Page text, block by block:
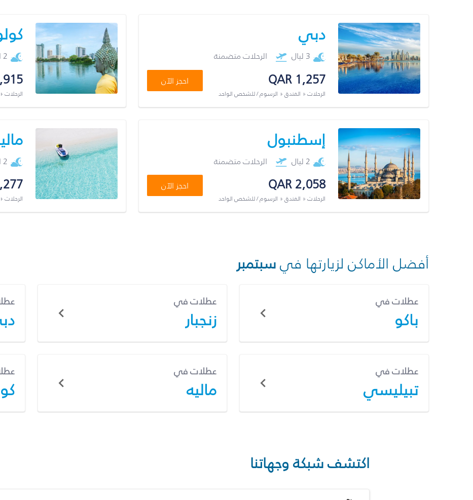
دبي
3 ليال الرحلات متضمنة
QAR 1,257
الرحلات + الفندق + الرسوم / للشخص الواحد
احجز الآن
2 ليال
إسطنبول
2 ليال الرحلات متضمنة
QAR 2,058
الرحلات + الفندق + الرسوم / للشخص الواحد
احجز الآن
2 ليال
أفضل الأماكن لزيارتها فيسبتمبر
عطلات في
باكو
عطلات في
زنجبار
عطلات في
تبيليسي
عطلات في
ماليه
اكتشف شبكة وجهاتنا